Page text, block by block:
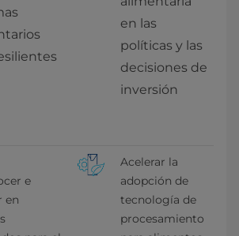
en las
políticas y las
decisiones de
inversión
e
en
Acelerar la
adopción de
tecnología de
procesamiento